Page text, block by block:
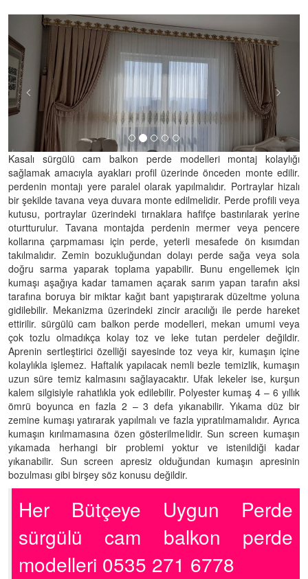
Previous
Kasalı sürgülü cam balkon perde modelleri montaj kolaylığı
sağlamak amacıyla ayakları profil üzerinde önceden monte edilir.
perdenin montajı yere paralel olarak yapılmalıdır. Portraylar hizalı
bir şekilde tavana veya duvara monte edilmelidir. Perde profili veya
kutusu, portraylar üzerindeki tırnaklara hafifçe bastırılarak yerine
oturtturulur. Tavana montajda perdenin mermer veya pencere
kollarına çarpmaması için perde, yeterli mesafede ön kısımdan
takılmalıdır. Zemin bozukluğundan dolayı perde sağa veya sola
doğru sarma yaparak toplama yapabilir. Bunu engellemek için
kumaşı aşağıya kadar tamamen açarak sarım yapan tarafın aksi
tarafına boruya bir miktar kağıt bant yapıştırarak düzeltme yoluna
gidilebilir. Mekanizma üzerindeki zincir aracılığı ile perde hareket
ettirilir. sürgülü cam balkon perde modelleri, mekan umumi veya
çok tozlu olmadıkça kolay toz ve leke tutan perdeler değildir.
Aprenin sertleştirici özelliği sayesinde toz veya kir, kumaşın içine
kolaylıkla işlemez. Haftalık yapılacak nemli bezle temizlik, kumaşın
uzun süre temiz kalmasını sağlayacaktır. Ufak lekeler ise, kurşun
kalem silgisiyle rahatlıkla yok edilebilir. Polyester kumaş 4 – 6 yıllık
ömrü boyunca en fazla 2 – 3 defa yıkanabilir. Yıkama düz bir
zemine kumaşı yatırarak yapılmalı ve fazla yıpratılmamalıdır. Ayrıca
kumaşın kırılmamasına özen gösterilmelidir. Sun screen kumaşın
yıkamada herhangi bir problemi yoktur ve istenildiği kadar
yıkanabilir. Sun screen apresiz olduğundan kumaşın apresinin
bozulması gibi birşey söz konusu değildir.
Her Bütçeye Uygun Perde
sürgülü cam balkon perde
modelleri 0535 271 6778